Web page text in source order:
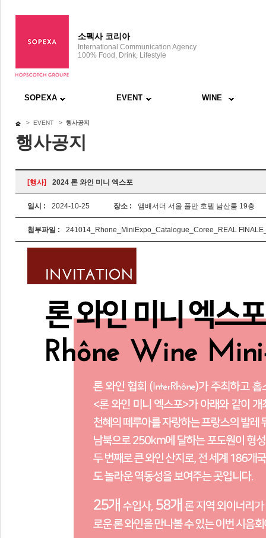
소펙사 코리아
International Communication Agency
100% Food, Drink, Lifestyle
SOPEXA EVENT WINE
> EVENT > 행사공지
행사공지
[행사] 2024 론 와인 미니 엑스포
일시 : 2024-10-25 장소 : 앰배서더 서울 풀만 호텔 남산룸 19층
첨부파일 : 241014_Rhone_MiniExpo_Catalogue_Coree_REAL